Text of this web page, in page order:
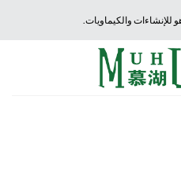
والكيماويات.